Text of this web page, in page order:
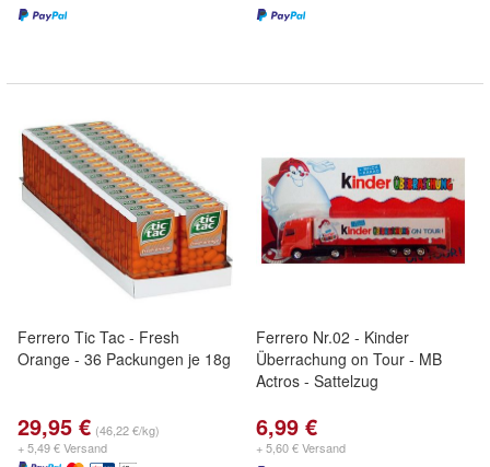
Ferrero Tic Tac - Fresh
Orange - 36 Packungen je 18g
29,95 € (46,22 €/kg)
+ 5,49 € Versand
Ferrero Nr.02 - Kinder
Überrachung on Tour - MB
Actros - Sattelzug
6,99 €
+ 5,60 € Versand